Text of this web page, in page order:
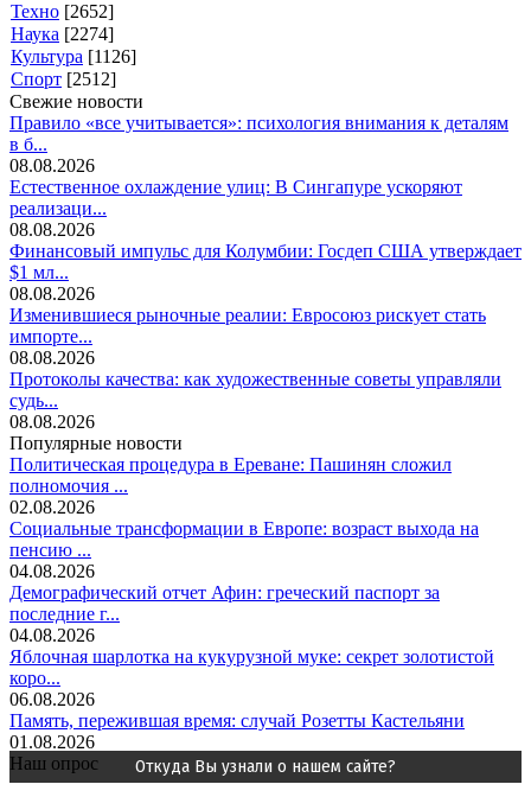
Техно [2652]
Наука [2274]
Культура [1126]
Спорт [2512]
Свежие новости
Правило «все учитывается»: психология внимания к деталям
в б...
08.08.2026
Естественное охлаждение улиц: В Сингапуре ускоряют
реализаци...
08.08.2026
Финансовый импульс для Колумбии: Госдеп США утверждает
$1 мл...
08.08.2026
Изменившиеся рыночные реалии: Евросоюз рискует стать
импорте...
08.08.2026
Протоколы качества: как художественные советы управляли
судь...
08.08.2026
Популярные новости
Политическая процедура в Ереване: Пашинян сложил
полномочия ...
02.08.2026
Социальные трансформации в Европе: возраст выхода на
пенсию ...
04.08.2026
Демографический отчет Афин: греческий паспорт за
последние г...
04.08.2026
Яблочная шарлотка на кукурузной муке: секрет золотистой
коро...
06.08.2026
Память, пережившая время: случай Розетты Кастельяни
01.08.2026
Наш опрос
Откуда Вы узнали о нашем сайте?